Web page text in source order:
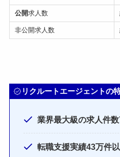
公開求人数
非公開求人数
リクルートエージェントの
業界最大級の求人件
転職支援実績43万件